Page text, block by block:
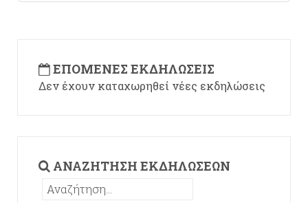
ΕΠΌΜΕΝΕΣ ΕΚΔΗΛΏΣΕΙΣ
Δεν έχουν καταχωρηθεί νέες εκδηλώσεις
ΑΝΑΖΉΤΗΣΗ ΕΚΔΗΛΏΣΕΩΝ